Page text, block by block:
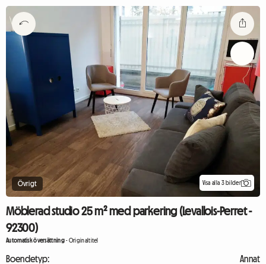
Övrigt Visa alla 3 bilder
Möblerad studio 25 m² med parkering (Levallois-Perret -
92300)
Automatisk översättning-Originaltitel
Boendetyp:
Annat